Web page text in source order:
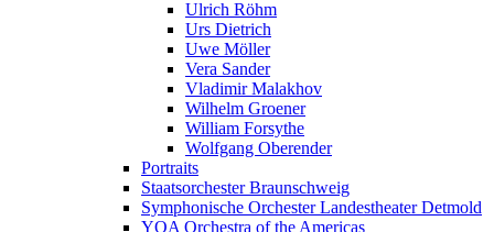
Ulrich Röhm
Urs Dietrich
Uwe Möller
Vera Sander
Vladimir Malakhov
Wilhelm Groener
William Forsythe
Wolfgang Oberender
Portraits
Staatsorchester Braunschweig
Symphonische Orchester Landestheater Detmold
YOA Orchestra of the Americas